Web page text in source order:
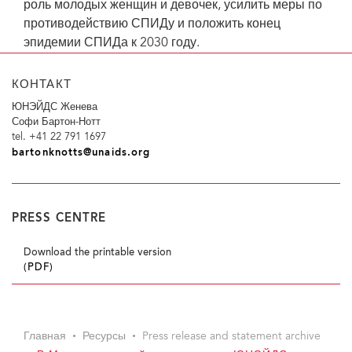
роль молодых женщин и девочек, усилить меры по
противодействию СПИДу и положить конец
эпидемии СПИДа к 2030 году.
КОНТАКТ
ЮНЭЙДС Женева
Софи Бартон-Нотт
tel. +41 22 791 1697
bartonknotts@unaids.org
PRESS CENTRE
Download the printable version
(PDF)
Главная Ресурсы
Press release and statement archive